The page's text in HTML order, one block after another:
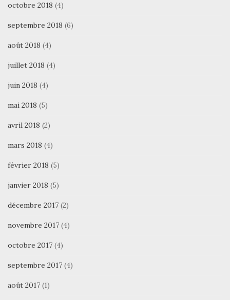
octobre 2018 (4)
septembre 2018 (6)
août 2018 (4)
juillet 2018 (4)
juin 2018 (4)
mai 2018 (5)
avril 2018 (2)
mars 2018 (4)
février 2018 (5)
janvier 2018 (5)
décembre 2017 (2)
novembre 2017 (4)
octobre 2017 (4)
septembre 2017 (4)
août 2017 (1)